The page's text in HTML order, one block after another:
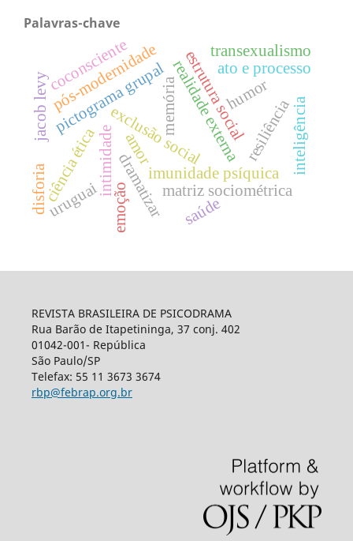
Palavras-chave
exclusão social
imunidade psíquica
pictograma grupal
dramatizarmatriz sociométrica
realidade externa
estrutura social
amor
intimidade
pós-modernidade
resiliência
saúde
coconsciente ato e processo
ciência ética
uruguai
memória
emoção
jacob levy inteligência
transexualismo
disforia
humor
REVISTA BRASILEIRA DE PSICODRAMA
Rua Barão de Itapetininga, 37 conj. 402
01042-001- República
São Paulo/SP
Telefax: 55 11 3673 3674
rbp@febrap.org.br